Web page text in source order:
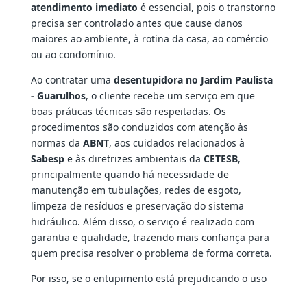
atendimento imediato é essencial, pois o transtorno
precisa ser controlado antes que cause danos
maiores ao ambiente, à rotina da casa, ao comércio
ou ao condomínio.
Ao contratar uma desentupidora no Jardim Paulista
- Guarulhos, o cliente recebe um serviço em que
boas práticas técnicas são respeitadas. Os
procedimentos são conduzidos com atenção às
normas da ABNT, aos cuidados relacionados à
Sabespe às diretrizes ambientais da CETESB,
principalmente quando há necessidade de
manutenção em tubulações, redes de esgoto,
limpeza de resíduos e preservação do sistema
hidráulico. Além disso, o serviço é realizado com
garantia e qualidade, trazendo mais confiança para
quem precisa resolver o problema de forma correta.
Por isso, se o entupimento está prejudicando o uso